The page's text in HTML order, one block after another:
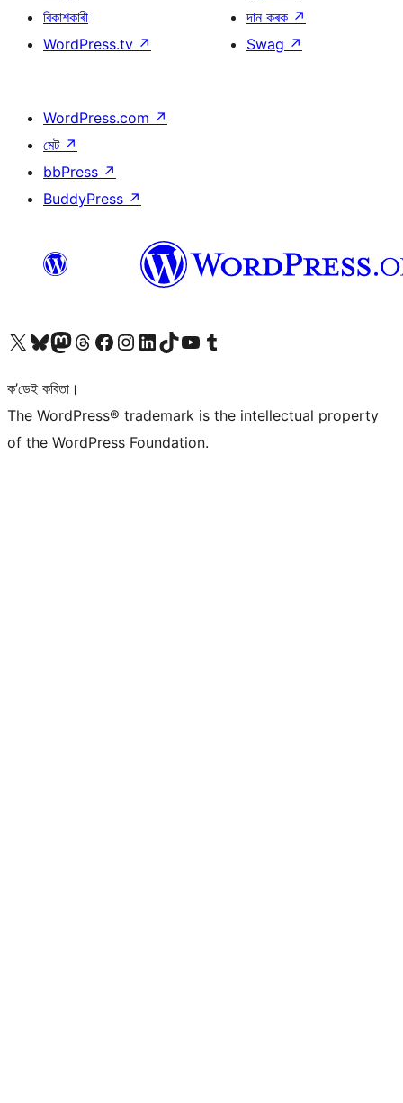
বিকাশকাৰী
WordPress.tv ↗
দান কৰক ↗
Swag ↗
WordPress.com ↗
মেট ↗
bbPress ↗
BuddyPress ↗
আমাৰ X (আগৰ Twitter) একাউণ্টলৈ যাওকআমাৰ Bluesky একাউণ্টলৈ যাওকআমাৰ Mastodon একাউণ্টলৈ যাওকআমাৰ Threads একাউণ্টলৈ যাওকআমাৰ Facebook পৃষ্ঠালৈ যাওকআমাৰ Instagram একাউণ্টলৈ যাওকআমাৰ LinkedIn একাউণ্টলৈ যাওকআমাৰ TikTok একাউণ্টলৈ যাওকআমাৰ YouTube চেনেললৈ যাওকআমাৰ Tumblr একাউণ্টলৈ যাওক
ক’ডেই কবিতা।
The WordPress® trademark is the intellectual property
of the WordPress Foundation.